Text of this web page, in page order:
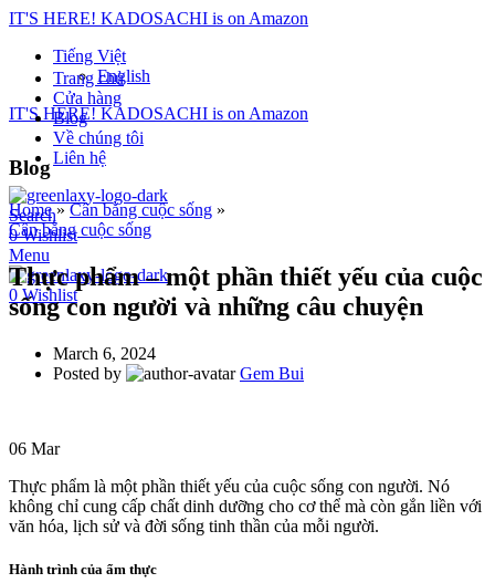
IT'S HERE! KADOSACHI is on Amazon
Tiếng Việt
English
IT'S HERE! KADOSACHI is on Amazon
Trang chủ
Cửa hàng
Blog
Về chúng tôi
Liên hệ
Search
0Wishlist
Menu
0 Wishlist
Blog
Home»Cân bằng cuộc sống »
Cân bằng cuộc sống
Thực phẩm – một phần thiết yếu của cuộc
sống con người và những câu chuyện
March 6, 2024
Posted by
Gem Bui
06 Mar
Thực phẩm là một phần thiết yếu của cuộc sống con người. Nó
không chỉ cung cấp chất dinh dưỡng cho cơ thể mà còn gắn liền với
văn hóa, lịch sử và đời sống tinh thần của mỗi người.
Hành trình của ẩm thực